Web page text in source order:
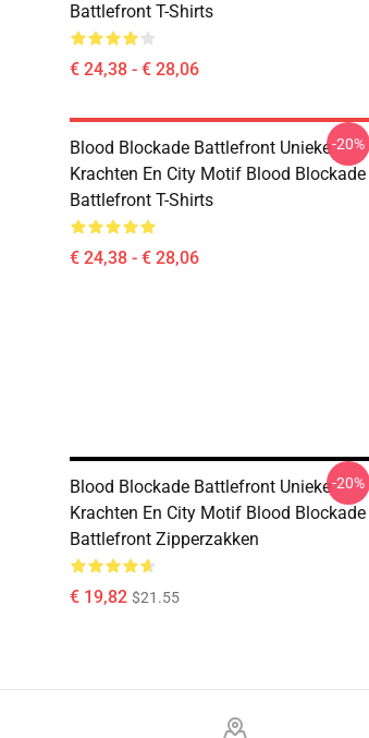
Battlefront T-Shirts
€ 24,38 - € 28,06
Blood Blockade Battlefront Unieke
Krachten En City Motif Blood Blockade
Battlefront T-Shirts
€ 24,38 - € 28,06
-20%
Blood Blockade Battlefront Unieke
Krachten En City Motif Blood Blockade
Battlefront Zipperzakken
€ 19,82 $21.55
-20%